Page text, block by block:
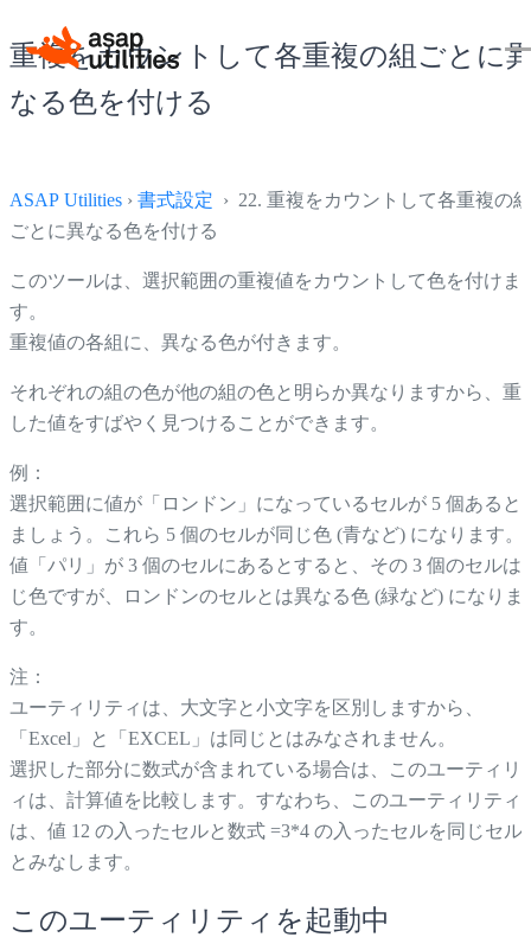
重複をカウントして各重複の組ごとに
なる色を付ける
ASAP Utilities › 書式設定 › 22. 重複をカウントして各重複の組
ごとに異なる色を付ける
このツールは、選択範囲の重複値をカウントして色を付けま
す。
重複値の各組に、異なる色が付きます。
それぞれの組の色が他の組の色と明らか異なりますから、重
した値をすばやく見つけることができます。
例：
選択範囲に値が「ロンドン」になっているセルが 5 個あると
ましょう。これら 5 個のセルが同じ色 (青など) になります。
値「パリ」が 3 個のセルにあるとすると、その 3 個のセルは
じ色ですが、ロンドンのセルとは異なる色 (緑など) になりま
す。
注：
ユーティリティは、大文字と小文字を区別しますから、
「Excel」と「EXCEL」は同じとはみなされません。
選択した部分に数式が含まれている場合は、このユーティリ
ィは、計算値を比較します。すなわち、このユーティリティ
は、値 12 の入ったセルと数式 =3*4 の入ったセルを同じセル
とみなします。
このユーティリティを起動中